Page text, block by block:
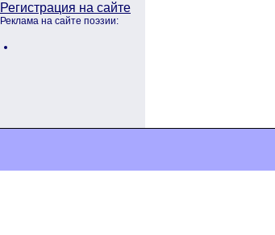
Регистрация на сайте
Реклама на сайте поэзии: